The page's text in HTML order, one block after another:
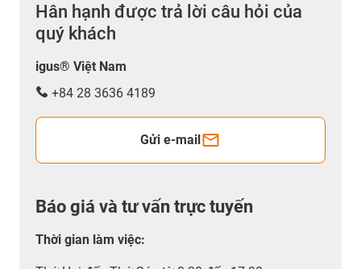
Hân hạnh được trả lời câu hỏi của
quý khách
igus® Việt Nam
+84 28 3636 4189
Gửi e-mail
Báo giá và tư vấn trực tuyến
Thời gian làm việc: